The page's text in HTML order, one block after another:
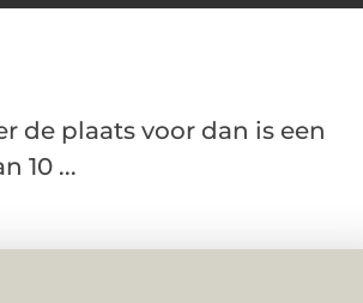
de plaats voor dan is een
10 ...